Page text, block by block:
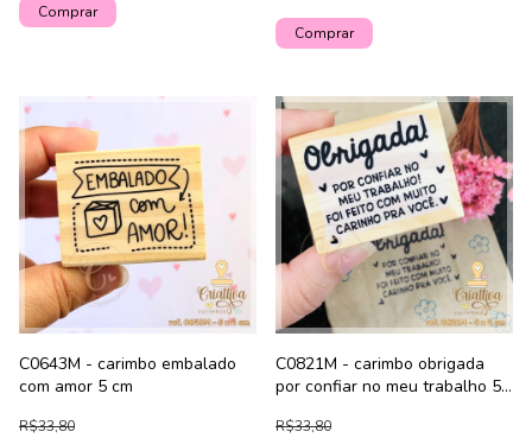
C0643M - carimbo embalado
com amor 5 cm
R$33,80
C0821M - carimbo obrigada
por confiar no meu trabalho 5
R$33,80